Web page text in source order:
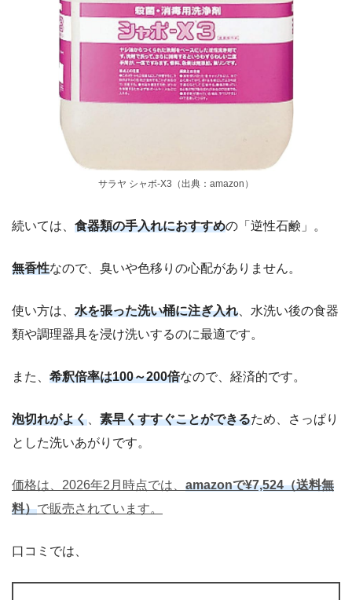
サラヤ シャボ-X3（出典：amazon）
続いては、 食器類の手入れにおすすめの「逆性石鹸」。
無香性なので、臭いや色移りの心配がありません。
使い方は、 水を張った洗い桶に注ぎ入れ 、水洗い後の食器
類や調理器具を浸け洗いするのに最適です。
また、 希釈倍率は100～200倍なので、経済的です。
泡切れがよく 素早くすすぐことができるため、さっぱり
とした洗いあがりです。
価格は、2026年2月時点では、 amazonで¥7,524（送料無
料）で販売されています。
口コミでは、